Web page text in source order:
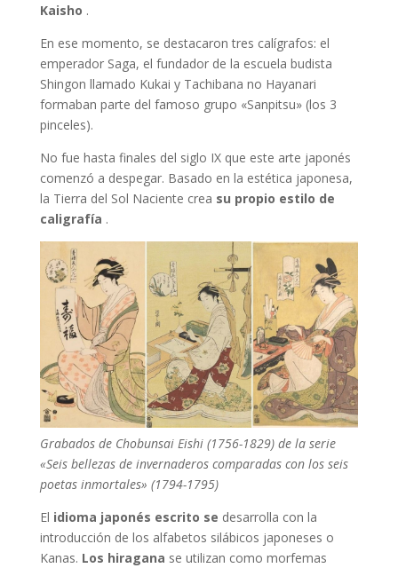
Kaisho .
En ese momento, se destacaron tres calígrafos: el
emperador Saga, el fundador de la escuela budista
Shingon llamado Kukai y Tachibana no Hayanari
formaban parte del famoso grupo «Sanpitsu» (los 3
pinceles).
No fue hasta finales del siglo IX que este arte japonés
comenzó a despegar. Basado en la estética japonesa,
la Tierra del Sol Naciente crea su propio estilo de
caligrafía .
Grabados de Chobunsai Eishi (1756-1829) de la serie
«Seis bellezas de invernaderos comparadas con los seis
poetas inmortales» (1794-1795)
El idioma japonés escrito se desarrolla con la
introducción de los alfabetos silábicos japoneses o
Kanas. Los hiragana se utilizan como morfemas